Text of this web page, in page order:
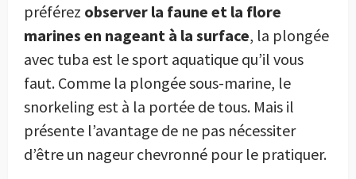
préférez observer la faune et la flore
marines en nageant à la surface, la plongée
avec tuba est le sport aquatique qu’il vous
faut. Comme la plongée sous-marine, le
snorkeling est à la portée de tous. Mais il
présente l’avantage de ne pas nécessiter
d’être un nageur chevronné pour le pratiquer.